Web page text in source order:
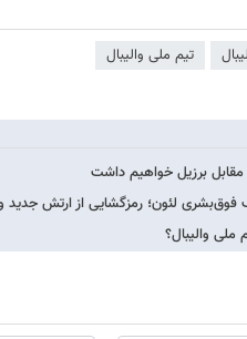
تیم ملی والیبال
مقابل برزیل خواهیم داشت
فوق‌بشری لئون؛ رمزگشایی از ارتش جدید
والیبال؟